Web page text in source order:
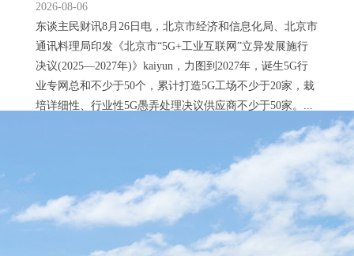
2026-08-06
东谈主民财讯8月26日电，北京市经济和信息化局、北京市
通讯料理局印发《北京市“5G+工业互联网”立异发展施行
决议(2025—2027年)》kaiyun，力图到2027年，诞生5G行
业专网总和不少于50个，累计打造5G工场不少于20家，栽
培详细性、行业性5G愚弄处理决议供应商不少于50家。...
kaiyun体育援助工业智能体设立扩充-Kaiyun· (开云)
东说念主民财讯8月26日电kaiyun体育，北京市经济和信息
化局、北京市通讯惩办局印发《北京市“5G+工业互联
网”转变发展实施决议(2025—2027年)》，其中建议，加速